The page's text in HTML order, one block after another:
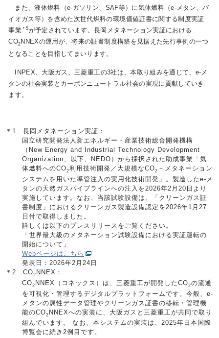
また、液体燃料（e-ガソリン、SAF等）に気体燃料（e-メタン、バ
イオガス等）を含めた次世代燃料の環境価値証書に関する制度実証
事業＊5が予定されています。長岡メタネーション実証における
CO2 NNEXの運用が、将来の証書制度構築を見据えた先行事例の一つ
となることを目指してまいります。
INPEX、大阪ガス、三菱重工の3社は、本取り組みを通じて、e-メ
タンの社会実装とカーボンニュートラル社会の実現に貢献していき
ます。
＊1 長岡メタネーション実証：
国立研究開発法人新エネルギー・産業技術総合開発機構
（New Energy and Industrial Technology Development
Organization、以下、NEDO）から採択された助成事業「気
体燃料へのCO2利用技術開発／大規模なCO2 －メタネーション
システムを用いた導管注入の実用化技術開発」。製造したe-メ
タンの天然ガスパイプラインへの注入を2026年2月20日より
実施しています。なお、当該試験設備は、「クリーンガス証
書制度」におけるクリーンガス製造設備認定を2026年1月27
日付で取得しました。
詳しくは以下のプレスリリースをご覧ください。
「世界最大級のメタネーション試験設備における実証運転の
開始について」
Webページはこちら
発表日：2026年2月24日
＊2 CO2 NNEX：
CO2 NNEX（コネックス）は、三菱重工が開発したCO2の流通
を可視化・管理するデジタルプラットフォームです。今般、e-
メタンの属性データ管理やクリーンガス証書の移転・管理機
能のCO2 NNEXへの実装に、大阪ガスと三菱重工が共同で取り
組んでいます。 なお、本システムの実装は、2025年日本国際
博覧会に続き2例目です。